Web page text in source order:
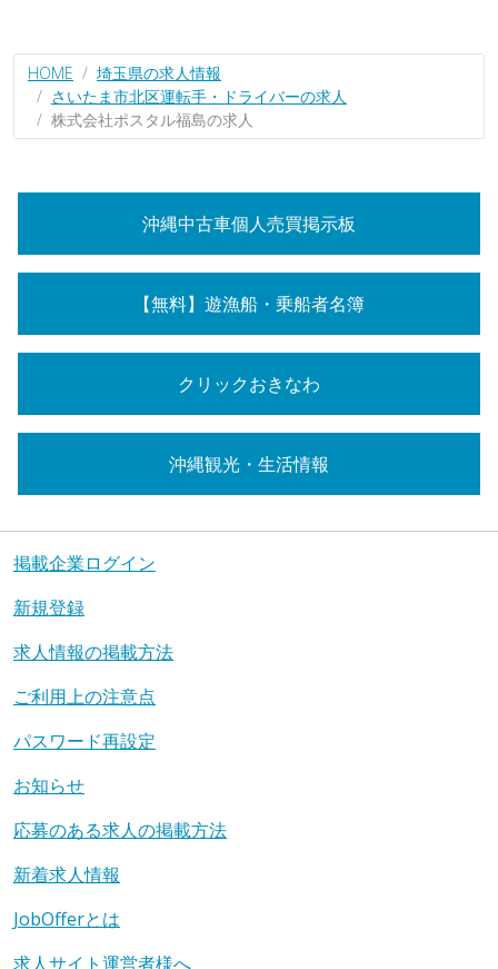
HOME
埼玉県の求人情報
さいたま市北区運転手・ドライバーの求人
株式会社ポスタル福島の求人
沖縄中古車個人売買掲示板
【無料】遊漁船・乗船者名簿
クリックおきなわ
沖縄観光・生活情報
掲載企業ログイン
新規登録
求人情報の掲載方法
ご利用上の注意点
パスワード再設定
お知らせ
応募のある求人の掲載方法
新着求人情報
JobOfferとは
求人サイト運営者様へ